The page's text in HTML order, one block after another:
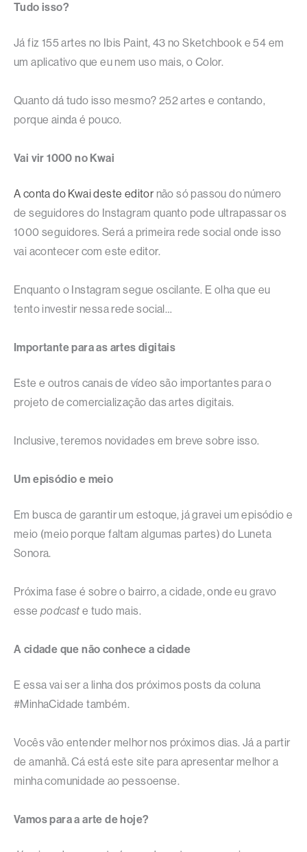
Tudo isso?
Já fiz 155 artes no Ibis Paint, 43 no Sketchbook e 54 em
um aplicativo que eu nem uso mais, o Color.
Quanto dá tudo isso mesmo? 252 artes e contando,
porque ainda é pouco.
Vai vir 1000 no Kwai
A conta do Kwai deste editornão só passou do número
de seguidores do Instagram quanto pode ultrapassar os
1000 seguidores. Será a primeira rede social onde isso
vai acontecer com este editor.
Enquanto o Instagram segue oscilante. E olha que eu
tento investir nessa rede social…
Importante para as artes digitais
Este e outros canais de vídeo são importantes para o
projeto de comercialização das artes digitais.
Inclusive, teremos novidades em breve sobre isso.
Um episódio e meio
Em busca de garantir um estoque, já gravei um episódio e
meio (meio porque faltam algumas partes) do Luneta
Sonora.
Próxima fase é sobre o bairro, a cidade, onde eu gravo
esse podcast e tudo mais.
A cidade que não conhece a cidade
E essa vai ser a linha dos próximos posts da coluna
#MinhaCidade também.
Vocês vão entender melhor nos próximos dias. Já a partir
de amanhã. Cá está este site para apresentar melhor a
minha comunidade ao pessoense.
Vamos para a arte de hoje?